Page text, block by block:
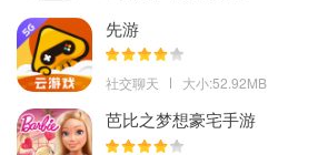
先游
社交聊天 大小:52.92MB
芭比之梦想豪宅手游